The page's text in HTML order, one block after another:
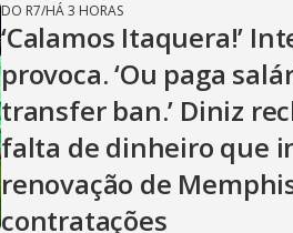
DO R7/HÁ 3 HORAS
‘Calamos Itaquera!’
provoca. ‘Ou paga
transfer ban.’ Diniz
falta de dinheiro que
renovação de
contratações